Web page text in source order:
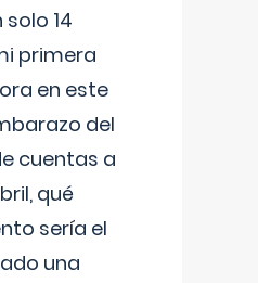
14
primera
en este
del
cuentas a
qué
sería el
una